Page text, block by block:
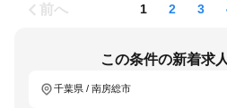
前へ 1 2 3
この条件の新着求
千葉県 / 南房総市